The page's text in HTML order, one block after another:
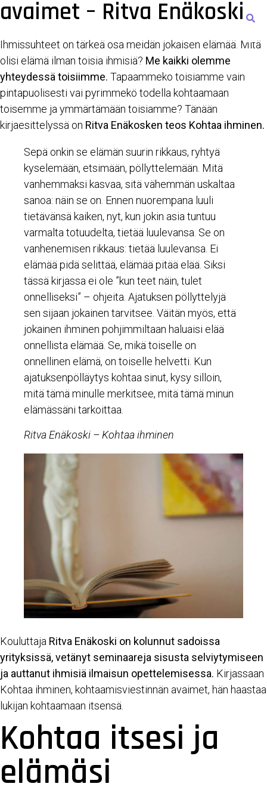
avaimet – Ritva Enäkoski
Ihmissuhteet on tärkeä osa meidän jokaisen elämää. Mitä
olisi elämä ilman toisia ihmisiä? Me kaikki olemme
yhteydessä toisiimme. Tapaammeko toisiamme vain
pintapuolisesti vai pyrimmekö todella kohtaamaan
toisemme ja ymmärtämään toisiamme? Tänään
kirjaesittelyssä on Ritva Enäkosken teos Kohtaa ihminen.
Sepä onkin se elämän suurin rikkaus, ryhtyä
kyselemään, etsimään, pöllyttelemään. Mitä
vanhemmaksi kasvaa, sitä vähemmän uskaltaa
sanoa: näin se on. Ennen nuorempana luuli
tietävänsä kaiken, nyt, kun jokin asia tuntuu
varmalta totuudelta, tietää luulevansa. Se on
vanhenemisen rikkaus: tietää luulevansa. Ei
elämää pidä selittää, elämää pitää elää. Siksi
tässä kirjassa ei ole ”kun teet näin, tulet
onnelliseksi” – ohjeita. Ajatuksen pöllyttelyjä
sen sijaan jokainen tarvitsee. Väitän myös, että
jokainen ihminen pohjimmiltaan haluaisi elää
onnellista elämää. Se, mikä toiselle on
onnellinen elämä, on toiselle helvetti. Kun
ajatuksenpölläytys kohtaa sinut, kysy silloin,
mitä tämä minulle merkitsee, mitä tämä minun
elämässäni tarkoittaa.
Ritva Enäkoski – Kohtaa ihminen
Kouluttaja Ritva Enäkoski on kolunnut sadoissa
yrityksissä, vetänyt seminaareja sisusta selviytymiseen
ja auttanut ihmisiä ilmaisun opettelemisessa. Kirjassaan
Kohtaa ihminen, kohtaamisviestinnän avaimet, hän haastaa
lukijan kohtaamaan itsensä.
Kohtaa itsesi ja
elämäsi